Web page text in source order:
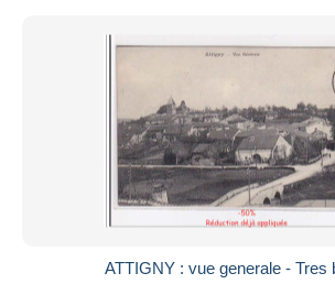
ATTIGNY : vue generale - Tres